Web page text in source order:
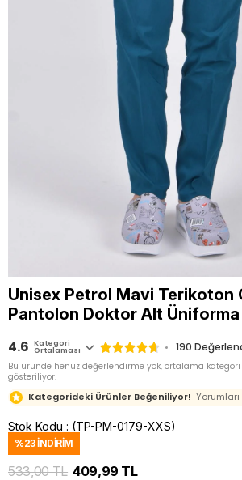
Unisex Petrol Mavi Terikoton
Pantolon Doktor Alt Üniforma
4.6 Kategori
Ortalaması 190
Bu üründe henüz değerlendirme yok, ortalama
gösteriliyor.
Kategorideki Ürünler Beğeniliyor!
Stok Kodu (TP-PM-0179-XXS)
%23İNDIRIM
533,00 TL 409,99 TL